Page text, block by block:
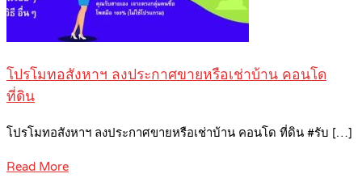
โปรโมทอสังหาฯ ลงประกาศขายหรือเช่าบ้าน คอนโด
ที่ดิน
โปรโมทอสังหาฯ ลงประกาศขายหรือเช่าบ้าน คอนโด ที่ดิน #รับ […]
Read More